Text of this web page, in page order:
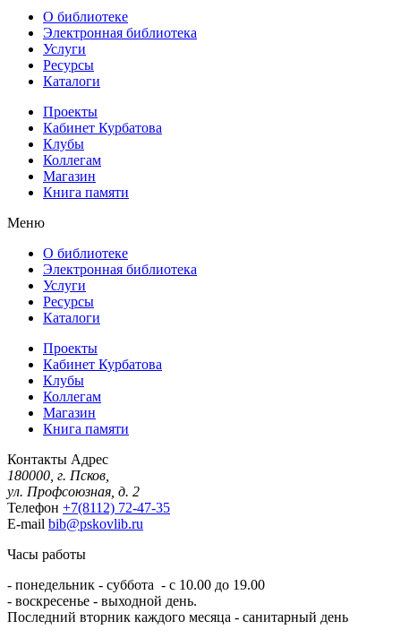
О библиотеке
Электронная библиотека
Услуги
Ресурсы
Каталоги
Проекты
Кабинет Курбатова
Клубы
Коллегам
Магазин
Книга памяти
Меню
О библиотеке
Электронная библиотека
Услуги
Ресурсы
Каталоги
Проекты
Кабинет Курбатова
Клубы
Коллегам
Магазин
Книга памяти
Контакты Адрес
180000, г. Псков,
ул. Профсоюзная, д. 2
Телефон +7(8112) 72-47-35
E-mail bib@pskovlib.ru
Часы работы
- понедельник - суббота - с 10.00 до 19.00
- воскресенье - выходной день.
Последний вторник каждого месяца - санитарный день